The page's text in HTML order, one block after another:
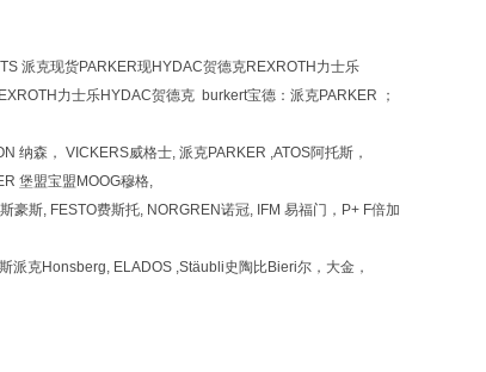
派克现货PARKER现HYDAC贺德克REXROTH力士乐
力士乐HYDAC贺德克 burkert宝德：派克PARKER ；
纳森， VICKERS威格士, 派克PARKER ,ATOS阿托斯，
堡盟宝盟MOOG穆格,
斯, FESTO费斯托, NORGREN诺冠, IFM 易福门，P+ F倍加
派克Honsberg, ELADOS ,Stäubli史陶比Bieri尔，大金，